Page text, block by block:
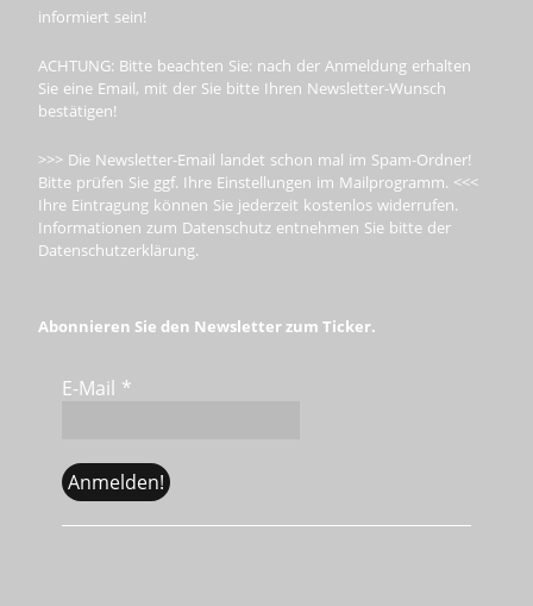
informiert sein!
ACHTUNG: Bitte beachten Sie: nach der Anmeldung erhalten
Sie eine Email, mit der Sie bitte Ihren Newsletter-Wunsch
bestätigen!
>>> Die Newsletter-Email landet schon mal im Spam-Ordner!
Bitte prüfen Sie ggf. Ihre Einstellungen im Mailprogramm. <<<
Ihre Eintragung können Sie jederzeit kostenlos widerrufen.
Informationen zum Datenschutz entnehmen Sie bitte der
Datenschutzerklärung.
Abonnieren Sie den Newsletter zum Ticker.
E-Mail *